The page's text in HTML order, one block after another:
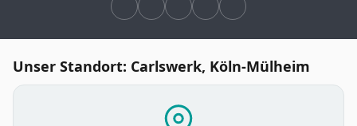
Unser Standort: Carlswerk, Köln-Mülheim